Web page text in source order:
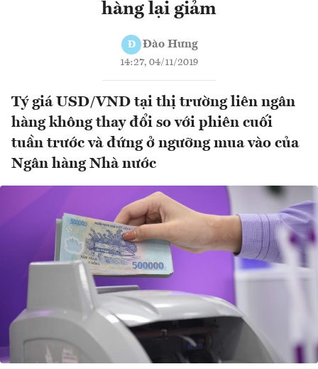
hàng lại giảm
Đ Đào Hưng
14:27, 04/11/2019
Tý giá USD/VND tại thị trường liên ngân
hàng không thay đổi so với phiên cuối
tuần trước và đứng ở ngưỡng mua vào của
Ngân hàng Nhà nước